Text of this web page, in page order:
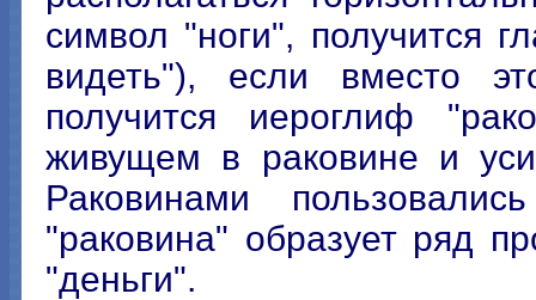
символ "ноги", получится
видеть"), если вместо
получится иероглиф
живущем в раковине и
Раковинами
"раковина" образует ряд
"деньги".